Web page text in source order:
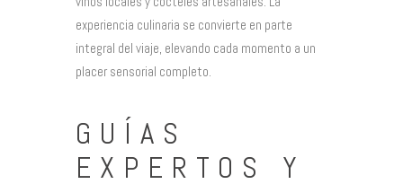
experiencia culinaria se convierte en parte
integral del viaje, elevando cada momento a un
placer sensorial completo.
GUÍAS
EXPERTOS Y